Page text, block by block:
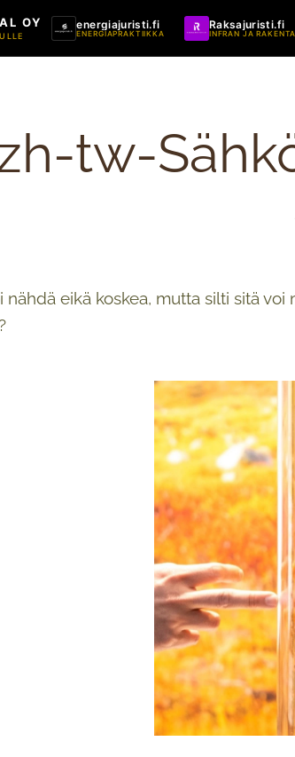
OY energiajuristi.fi
ENERGIAPRAKTIIKKA
Raksajuristi.fi
INFRAN JA
tw-
nähdä eikä koskea, mutta silti sitä